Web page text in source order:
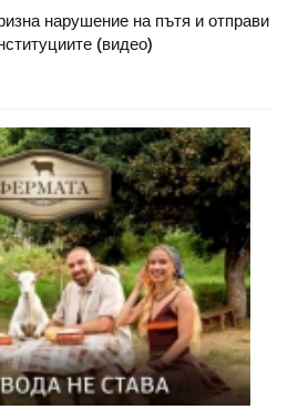
нарушение на пътя и отправи
(видео)